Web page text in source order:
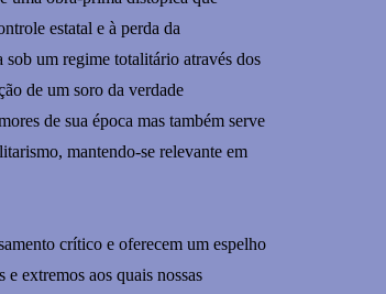
estatal e à perda da
um regime totalitário através dos
de um soro da verdade
de sua época mas também serve
mantendo-se relevante em
crítico e oferecem um espelho
extremos aos quais nossas